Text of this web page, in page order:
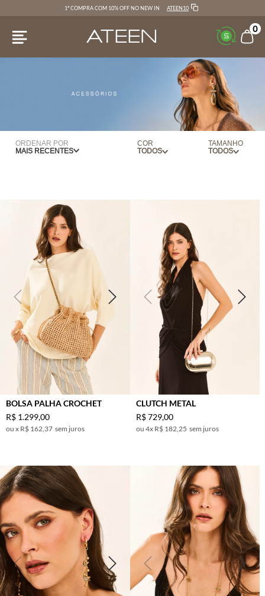
1ª COMPRA COM 10% OFF NO NEW IN ATEEN10
0
ORDENAR POR
MAIS RECENTES
COR
CARAMELO
DOURADO
OURO
VELHO
PRATA
PRETO
ROSA
ESCURO
VINHO
TAMANHO
BOLSA PALHA CROCHET
R$ 1.299,00
x R$ 162,37 sem juros
CLUTCH METAL
R$ 729,00
4x R$ 182,25 sem juros